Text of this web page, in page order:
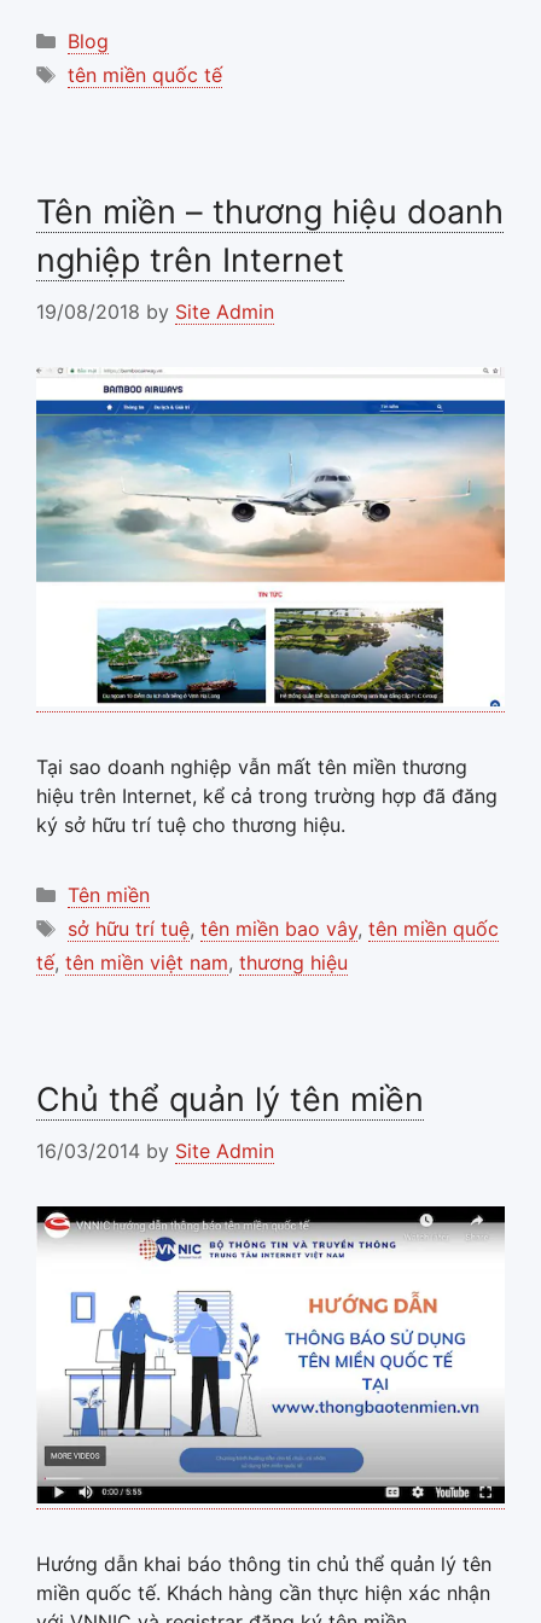
Categories
Blog
Tags
tên miền quốc tế
Tên miền – thương hiệu doanh
nghiệp trên Internet
19/08/2018 by Site Admin
Tại sao doanh nghiệp vẫn mất tên miền thương
hiệu trên Internet, kể cả trong trường hợp đã đăng
ký sở hữu trí tuệ cho thương hiệu.
Categories
Tên miền
Tags
sở hữu trí tuệ, tên miền bao vây, tên miền quốc
tế, tên miền việt nam, thương hiệu
Chủ thể quản lý tên miền
16/03/2014 by Site Admin
Hướng dẫn khai báo thông tin chủ thể quản lý tên
miền quốc tế. Khách hàng cần thực hiện xác nhận